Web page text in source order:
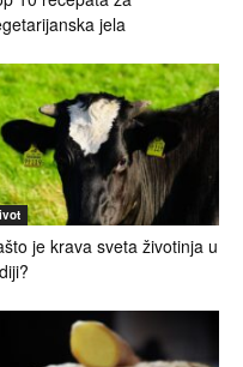
jela
je krava sveta životinja u